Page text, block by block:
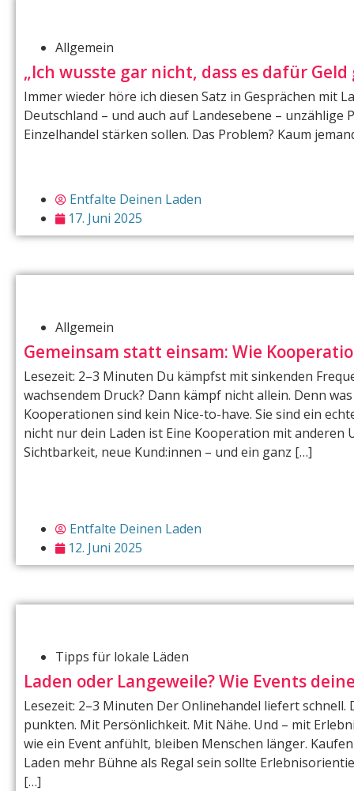
Allgemein
„Ich wusste gar nicht, dass es dafür Geld
Immer wieder höre ich diesen Satz in Gesprächen mit
Deutschland – und auch auf Landesebene –
Einzelhandel stärken sollen. Das Problem? Kaum
Entfalte Deinen Laden
17. Juni 2025
Allgemein
Gemeinsam statt einsam: Wie
Lesezeit: 2–3 Minuten Du kämpfst mit sinkenden
wachsendem Druck? Dann kämpf nicht allein. Denn
Kooperationen sind kein Nice-to-have. Sie sind ein
nicht nur dein Laden ist Eine Kooperation mit
Sichtbarkeit, neue Kund:innen – und ein ganz […]
Entfalte Deinen Laden
12. Juni 2025
Tipps für lokale Läden
Laden oder Langeweile? Wie Events
Lesezeit: 2–3 Minuten Der Onlinehandel liefert
punkten. Mit Persönlichkeit. Mit Nähe. Und – mit
wie ein Event anfühlt, bleiben Menschen länger.
Laden mehr Bühne als Regal sein sollte
[…]